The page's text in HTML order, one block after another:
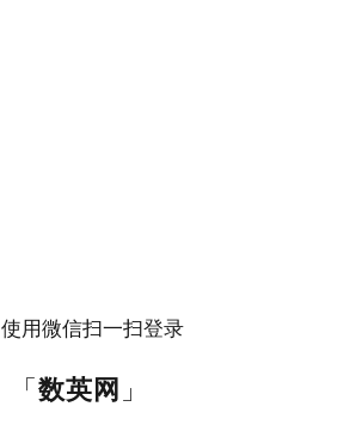
使用微信扫一扫登录
「数英网 」